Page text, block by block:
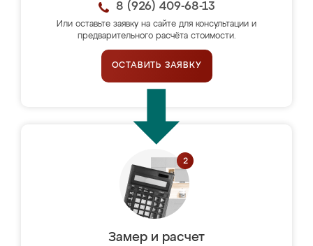
8 (926) 409-68-13
Или оставьте заявку на сайте для консультации и
предварительного расчёта стоимости.
ОСТАВИТЬ ЗАЯВКУ
Замер и расчет